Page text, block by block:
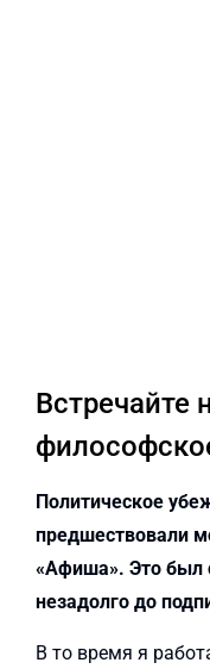
Встречайте
Политическое
предшествовали
«Афиша». Это был
незадолго до
В то время я